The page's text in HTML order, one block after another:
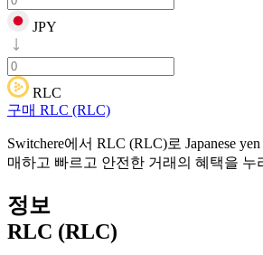
JPY
RLC
구매 RLC (RLC)
Switchere에서 RLC (RLC)로 Japanese
매하고 빠르고 안전한 거래의 혜택을 누
정보
RLC (RLC)